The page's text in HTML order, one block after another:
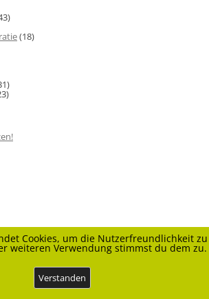
(18)
präsentiert von WordPress
Cookies, um die Nutzerfreundlichkeit zu
weiteren Verwendung stimmst du dem zu.
Verstanden